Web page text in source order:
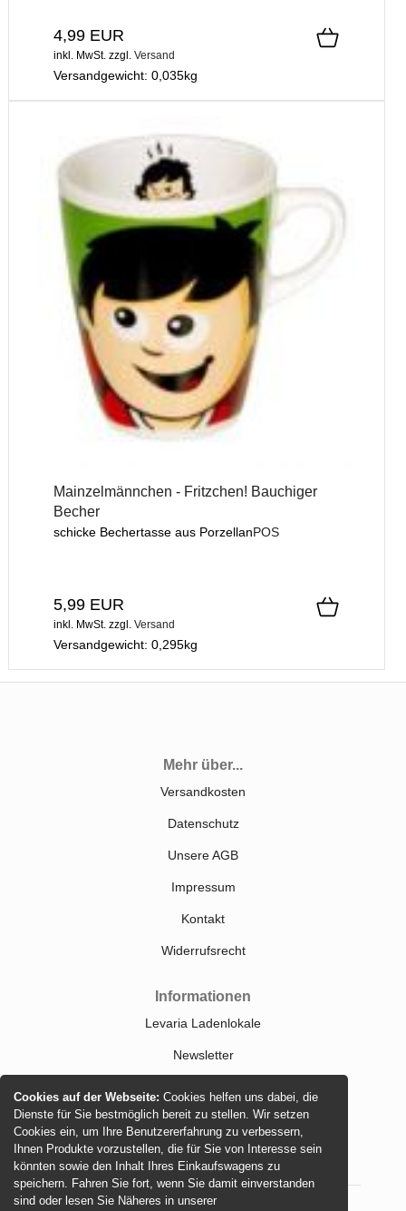
Cookies auf der Webseite:Cookies helfen uns dabei, die
Dienste für Sie bestmöglich bereit zu stellen. Wir setzen
Cookies ein, um Ihre Benutzererfahrung zu verbessern,
Ihnen Produkte vorzustellen, die für Sie von Interesse sein
könnten sowie den Inhalt Ihres Einkaufswagens zu
speichern. Fahren Sie fort, wenn Sie damit einverstanden
sind oder lesen Sie Näheres in unserer
4,99 EUR
inkl. MwSt. zzgl. Versand
Versandgewicht: 0,035kg
Mainzelmännchen - Fritzchen! Bauchiger
Becher
schicke Bechertasse aus PorzellanPOS
5,99 EUR
inkl. MwSt. zzgl. Versand
Versandgewicht: 0,295kg
Mehr über...
Versandkosten
Datenschutz
Unsere AGB
Impressum
Kontakt
Widerrufsrecht
Informationen
Levaria Ladenlokale
Newsletter
Sitemap